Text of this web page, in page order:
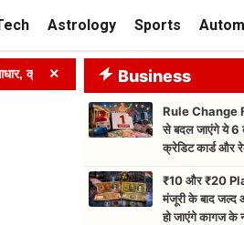
Astrology Sports
कार्ड और रेलवे टिकट पर पड़ेगा सीधा असर
× Business
Rule Change
से बदल जाएंगे ये 6
क्रेडिट कार्ड और
₹10 और ₹20
मंजूरी के बाद जल्द
हो जाएंगे कागज के